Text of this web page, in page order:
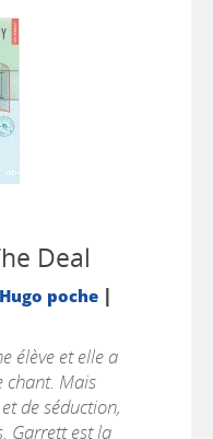
Deal
Hugo poche|
élève et elle a
chant. Mais
de séduction,
Garrett est la